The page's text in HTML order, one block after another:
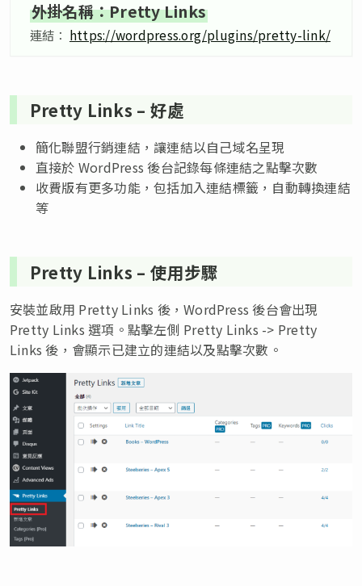
外掛名稱：Pretty Links
連結： https://wordpress.org/plugins/pretty-link/
Pretty Links – 好處
簡化聯盟行銷連結，讓連結以自己域名呈現
直接於 WordPress 後台記錄每條連結之點擊次數
收費版有更多功能，包括加入連結標籤，自動轉換連結
等
Pretty Links – 使用步驟
安裝並啟用 Pretty Links 後，WordPress 後台會出現
Pretty Links 選項。點擊左側 Pretty Links -> Pretty
Links 後，會顯示已建立的連結以及點擊次數。